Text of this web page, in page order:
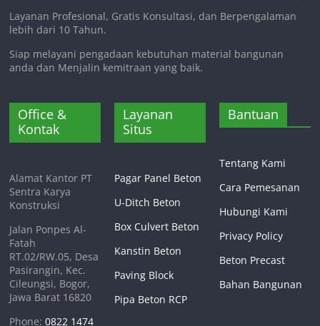
Layanan Profesional, Gratis Konsultasi, dan Berpengalaman
lebih dari 10 Tahun.
Siap melayani pengadaan kebutuhan material bangunan
anda dan Menjalin kemitraan yang baik.
Office &
Kontak
Alamat Kantor PT
Sentra Karya
Konstruksi
Jalan Ponpes Al-
Fatah
RT.02/RW.05, Desa
Pasirangin, Kec.
Cileungsi, Bogor,
Jawa Barat 16820
Phone:0822 1474
Layanan
Situs
Pagar Panel Beton
U-Ditch Beton
Box Culvert Beton
Kanstin Beton
Paving Block
Pipa Beton RCP
Bantuan
Tentang Kami
Cara Pemesanan
Hubungi Kami
Privacy Policy
Beton Precast
Bahan Bangunan